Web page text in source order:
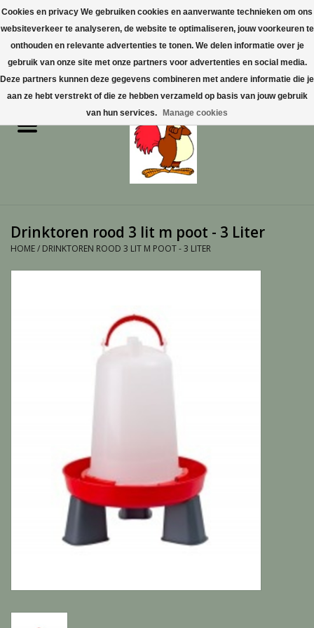
0 Artikelen - €0,00
Home
Vogelproducten aanschaffen
in Limburg
Diversen producten
Tuin Benodigdheden
Drinktoren rood 3 lit m poot - 3 Liter
HOME/ DRINKTOREN ROOD 3 LIT M POOT - 3 LITER
Cookies en privacy We gebruiken cookies en aanverwante technieken om ons
websiteverkeer te analyseren, de website te optimaliseren, jouw voorkeuren te
onthouden en relevante advertenties te tonen. We delen informatie over je
gebruik van onze site met onze partners voor advertenties en social media.
Deze partners kunnen deze gegevens combineren met andere informatie die je
aan ze hebt verstrekt of die ze hebben verzameld op basis van jouw gebruik
van hun services.
Manage cookies